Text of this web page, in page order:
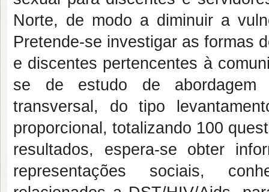
Norte, de modo a diminuir a
Pretende-se investigar as formas
e discentes pertencentes à
se de estudo de abordagem
transversal, do tipo
proporcional, totalizando 100
resultados, espera-se obter
representações sociais,